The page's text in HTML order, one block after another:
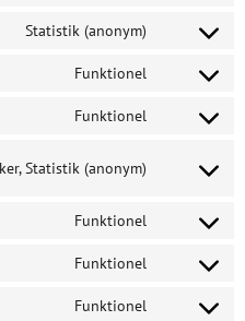
Statistik (anonym)
Funktionel
Funktionel
Statistik (anonym)
Funktionel
Funktionel
Funktionel